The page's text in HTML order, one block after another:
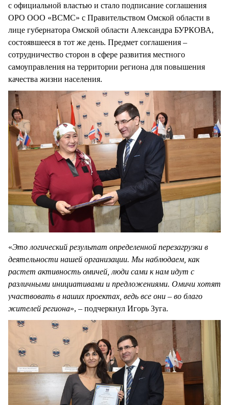
с официальной властью и стало подписание соглашения
ОРО ООО «ВСМС» с Правительством Омской области в
лице губернатора Омской области Александра БУРКОВА,
состоявшееся в тот же день. Предмет соглашения –
сотрудничество сторон в сфере развития местного
самоуправления на территории региона для повышения
качества жизни населения.
«Это логический результат определенной перезагрузки в
деятельности нашей организации. Мы наблюдаем, как
растет активность омичей, люди сами к нам идут с
различными инициативами и предложениями. Омичи хотят
участвовать в наших проектах, ведь все они – во благо
жителей региона», – подчеркнул Игорь Зуга.